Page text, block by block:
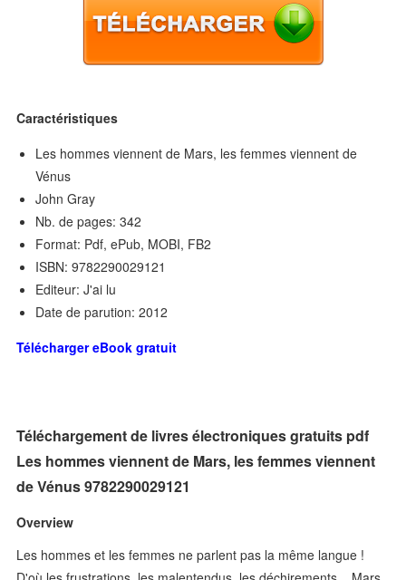
Caractéristiques
Les hommes viennent de Mars, les femmes viennent de
Vénus
John Gray
Nb. de pages: 342
Format: Pdf, ePub, MOBI, FB2
ISBN: 9782290029121
Editeur: J'ai lu
Date de parution: 2012
Télécharger eBook gratuit
Téléchargement de livres électroniques gratuits pdf
Les hommes viennent de Mars, les femmes viennent
de Vénus 9782290029121
Overview
Les hommes et les femmes ne parlent pas la même langue !